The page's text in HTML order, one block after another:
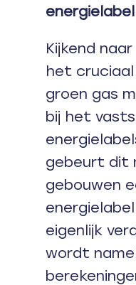
energielabel
Kijkend
het
groen gas
bij het
gebeurt dit
gebouwen
eigenlijk
wordt